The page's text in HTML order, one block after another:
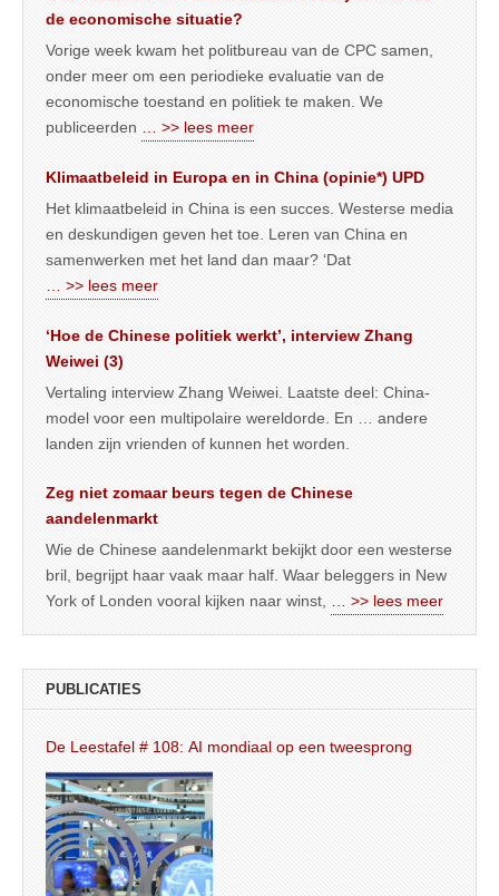
de economische situatie?
Vorige week kwam het politbureau van de CPC samen,
onder meer om een periodieke evaluatie van de
economische toestand en politiek te maken. We
publiceerden … >> lees meer
Klimaatbeleid in Europa en in China (opinie*) UPD
Het klimaatbeleid in China is een succes. Westerse media
en deskundigen geven het toe. Leren van China en
samenwerken met het land dan maar? ‘Dat
… >> lees meer
‘Hoe de Chinese politiek werkt’, interview Zhang
Weiwei (3)
Vertaling interview Zhang Weiwei. Laatste deel: China-
model voor een multipolaire wereldorde. En … andere
landen zijn vrienden of kunnen het worden.
Zeg niet zomaar beurs tegen de Chinese
aandelenmarkt
Wie de Chinese aandelenmarkt bekijkt door een westerse
bril, begrijpt haar vaak maar half. Waar beleggers in New
York of Londen vooral kijken naar winst, … >> lees meer
PUBLICATIES
De Leestafel # 108: AI mondiaal op een tweesprong